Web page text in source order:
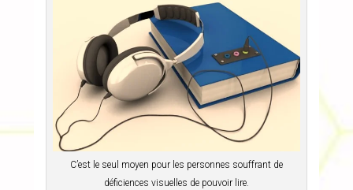
C’est le seul moyen pour les personnes souffrant de
déficiences visuelles de pouvoir lire.